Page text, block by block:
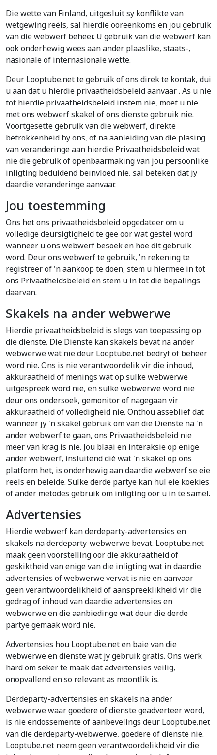
Die wette van Finland, uitgesluit sy konflikte van
wetgewing reëls, sal hierdie ooreenkoms en jou gebruik
van die webwerf beheer. U gebruik van die webwerf kan
ook onderhewig wees aan ander plaaslike, staats-,
nasionale of internasionale wette.
Deur Looptube.net te gebruik of ons direk te kontak, dui
u aan dat u hierdie privaatheidsbeleid aanvaar . As u nie
tot hierdie privaatheidsbeleid instem nie, moet u nie
met ons webwerf skakel of ons dienste gebruik nie.
Voortgesette gebruik van die webwerf, direkte
betrokkenheid by ons, of na aanleiding van die plasing
van veranderinge aan hierdie Privaatheidsbeleid wat
nie die gebruik of openbaarmaking van jou persoonlike
inligting beduidend beïnvloed nie, sal beteken dat jy
daardie veranderinge aanvaar.
Jou toestemming
Ons het ons privaatheidsbeleid opgedateer om u
volledige deursigtigheid te gee oor wat gestel word
wanneer u ons webwerf besoek en hoe dit gebruik
word. Deur ons webwerf te gebruik, 'n rekening te
registreer of 'n aankoop te doen, stem u hiermee in tot
ons Privaatheidsbeleid en stem u in tot die bepalings
daarvan.
Skakels na ander webwerwe
Hierdie privaatheidsbeleid is slegs van toepassing op
die dienste. Die Dienste kan skakels bevat na ander
webwerwe wat nie deur Looptube.net bedryf of beheer
word nie. Ons is nie verantwoordelik vir die inhoud,
akkuraatheid of menings wat op sulke webwerwe
uitgespreek word nie, en sulke webwerwe word nie
deur ons ondersoek, gemonitor of nagegaan vir
akkuraatheid of volledigheid nie. Onthou asseblief dat
wanneer jy 'n skakel gebruik om van die Dienste na 'n
ander webwerf te gaan, ons Privaatheidsbeleid nie
meer van krag is nie. Jou blaai en interaksie op enige
ander webwerf, insluitend dié wat 'n skakel op ons
platform het, is onderhewig aan daardie webwerf se eie
reëls en beleide. Sulke derde partye kan hul eie koekies
of ander metodes gebruik om inligting oor u in te samel.
Advertensies
Hierdie webwerf kan derdeparty-advertensies en
skakels na derdeparty-webwerwe bevat. Looptube.net
maak geen voorstelling oor die akkuraatheid of
geskiktheid van enige van die inligting wat in daardie
advertensies of webwerwe vervat is nie en aanvaar
geen verantwoordelikheid of aanspreeklikheid vir die
gedrag of inhoud van daardie advertensies en
webwerwe en die aanbiedinge wat deur die derde
partye gemaak word nie.
Advertensies hou Looptube.net en baie van die
webwerwe en dienste wat jy gebruik gratis. Ons werk
hard om seker te maak dat advertensies veilig,
onopvallend en so relevant as moontlik is.
Derdeparty-advertensies en skakels na ander
webwerwe waar goedere of dienste geadverteer word,
is nie endossemente of aanbevelings deur Looptube.net
van die derdeparty-webwerwe, goedere of dienste nie.
Looptube.net neem geen verantwoordelikheid vir die